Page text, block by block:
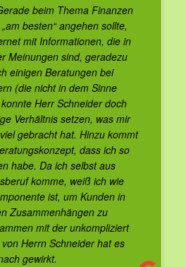
beim Thema Finanzen
besten“ angehen sollte,
mit Informationen, die in
Meinungen sind, geradezu
einigen Beratungen bei
(die nicht in dem Sinne
Herr Schneider doch
Verhältnis setzen, was mir
gebracht hat. Hinzu kommt
dass ich so
habe. Da ich selbst aus
komme, weiß ich wie
ist, um Kunden in
Zusammenhängen zu
mit der unkompliziert
Herrn Schneider hat es
gewirkt.